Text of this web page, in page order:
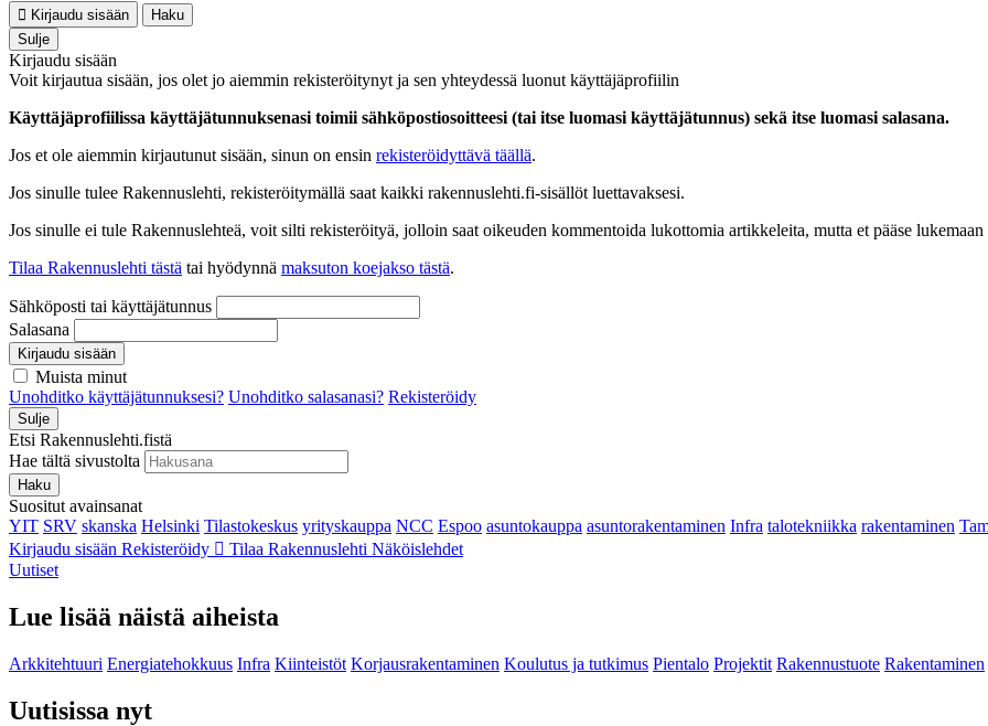
Kirjaudu sisään
Haku
Sulje
Kirjaudu sisään
Voit kirjautua sisään, jos olet jo aiemmin rekisteröitynyt ja sen yhteydessä luonut käyttäjäprofiilin
Käyttäjäprofiilissa käyttäjätunnuksenasi toimii sähköpostiosoitteesi (tai itse luomasi käyttäjätunnus) sekä itse luomasi salasana.
Jos et ole aiemmin kirjautunut sisään, sinun on ensin rekisteröidyttävä täällä.
Jos sinulle tulee Rakennuslehti, rekisteröitymällä saat kaikki rakennuslehti.fi-sisällöt luettavaksesi.
Jos sinulle ei tule Rakennuslehteä, voit silti rekisteröityä, jolloin saat oikeuden kommentoida lukottomia artikkeleita, mutta et pääse
Tilaa Rakennuslehti tästä tai hyödynnä maksuton koejakso tästä.
Sähköposti tai käyttäjätunnus
Salasana
Kirjaudu sisään
Muista minut
Unohditko käyttäjätunnuksesi? Unohditko salasanasi? Rekisteröidy
Sulje
Etsi Rakennuslehti.fistä
Hae tältä sivustolta
Haku
Suositut avainsanat
YIT SRV skanska Helsinki Tilastokeskus yrityskauppa NCC Espoo asuntokauppa asuntorakentaminen Infra talotekniikka rakentaminen
Kirjaudu sisään Rekisteröidy Tilaa Rakennuslehti Näköislehdet
Uutiset
Lue lisää näistä aiheista
Arkkitehtuuri Energiatehokkuus Infra Kiinteistöt Korjausrakentaminen Koulutus ja tutkimus Pientalo Projektit Rakennustuote Rakentaminen
Uutisissa nyt